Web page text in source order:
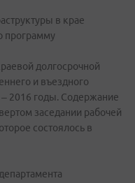
в крае
программу
долгосрочной
и въездного
2016 годы. Содержание
заседании рабочей
состоялось в